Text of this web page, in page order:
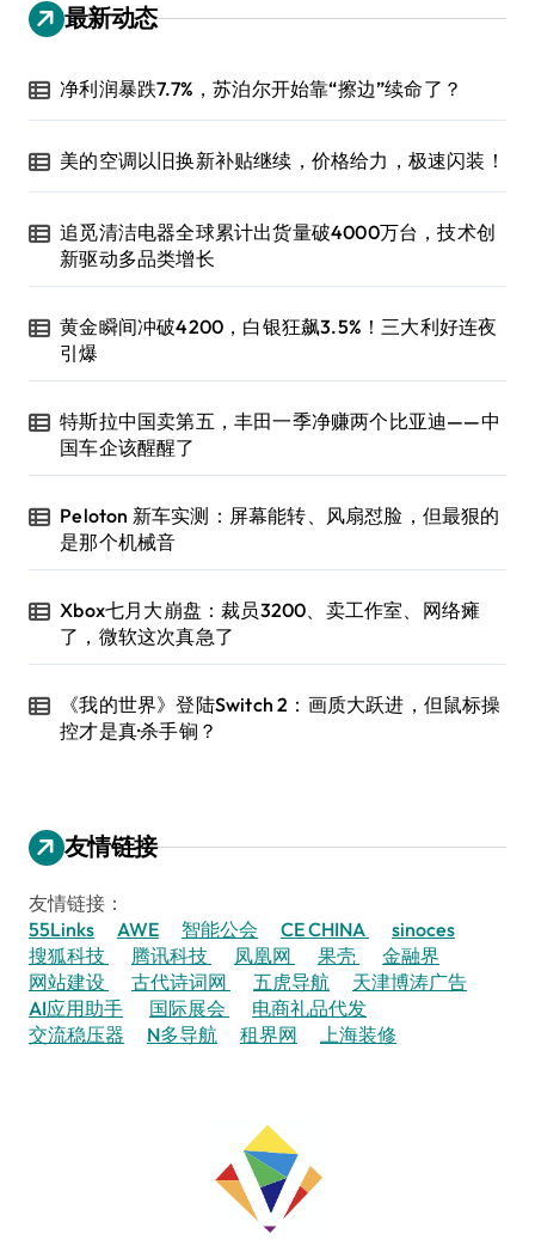
最新动态
净利润暴跌7.7%，苏泊尔开始靠“擦边”续命了？
美的空调以旧换新补贴继续，价格给力，极速闪装！
追觅清洁电器全球累计出货量破4000万台，技术创
新驱动多品类增长
黄金瞬间冲破4200，白银狂飙3.5%！三大利好连夜
引爆
特斯拉中国卖第五，丰田一季净赚两个比亚迪——中
国车企该醒醒了
Peloton 新车实测：屏幕能转、风扇怼脸，但最狠的
是那个机械音
Xbox七月大崩盘：裁员3200、卖工作室、网络瘫
了，微软这次真急了
《我的世界》登陆Switch 2：画质大跃进，但鼠标操
控才是真·杀手锏？
友情链接
友情链接：
55Links
AWE 智能公会 CE CHINA
sinoces
搜狐科技
腾讯科技 凤凰网 果壳
金融界
网站建设
古代诗词网 五虎导航
天津博涛广告
AI应用助手
国际展会
电商礼品代发
交流稳压器
N多导航 租界网 上海装修